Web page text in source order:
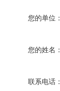
您的单位：
您的姓名：
联系电话：